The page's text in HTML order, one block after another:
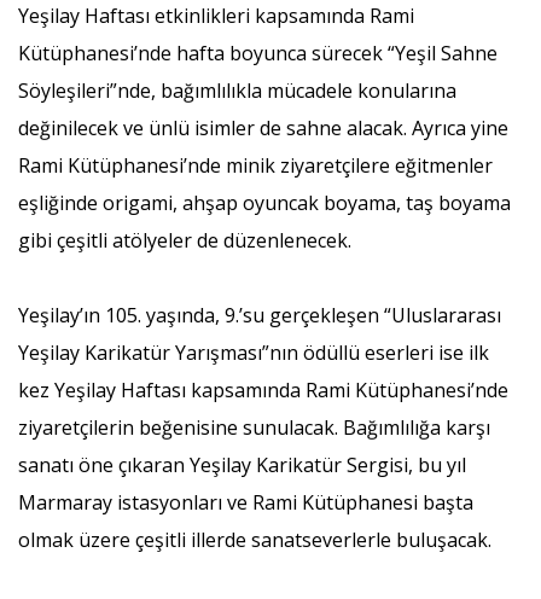
Yeşilay Haftası etkinlikleri kapsamında Rami
Kütüphanesi’nde hafta boyunca sürecek “Yeşil Sahne
Söyleşileri”nde, bağımlılıkla mücadele konularına
değinilecek ve ünlü isimler de sahne alacak. Ayrıca yine
Rami Kütüphanesi’nde minik ziyaretçilere eğitmenler
eşliğinde origami, ahşap oyuncak boyama, taş boyama
gibi çeşitli atölyeler de düzenlenecek.
Yeşilay’ın 105. yaşında, 9.’su gerçekleşen “Uluslararası
Yeşilay Karikatür Yarışması”nın ödüllü eserleri ise ilk
kez Yeşilay Haftası kapsamında Rami Kütüphanesi’nde
ziyaretçilerin beğenisine sunulacak. Bağımlılığa karşı
sanatı öne çıkaran Yeşilay Karikatür Sergisi, bu yıl
Marmaray istasyonları ve Rami Kütüphanesi başta
olmak üzere çeşitli illerde sanatseverlerle buluşacak.